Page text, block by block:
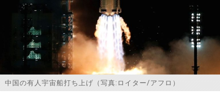
研究所概要
設立趣意書
お問い合わせ
中国の有人宇宙船打ち上げ（写真:ロイター/アフロ）